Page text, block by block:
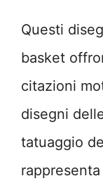
Questi
basket
citazioni
disegni
tatuaggio